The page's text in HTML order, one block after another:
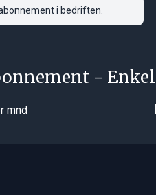
i bedriften.
-
mnd